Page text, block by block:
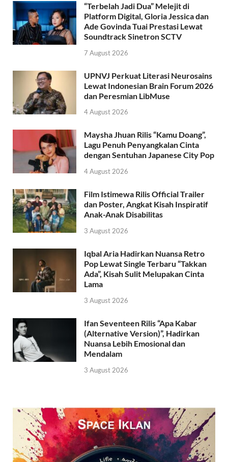
“Terbelah Jadi Dua” Melejit di
Platform Digital, Gloria Jessica dan
Ade Govinda Tuai Prestasi Lewat
Soundtrack Sinetron SCTV
7 August 2026
UPNVJ Perkuat Literasi Neurosains
Lewat Indonesian Brain Forum 2026
dan Peresmian LibMuse
4 August 2026
Maysha Jhuan Rilis “Kamu Doang”,
Lagu Penuh Penyangkalan Cinta
dengan Sentuhan Japanese City Pop
4 August 2026
Film Istimewa Rilis Official Trailer
dan Poster, Angkat Kisah Inspiratif
Anak-Anak Disabilitas
3 August 2026
Iqbal Aria Hadirkan Nuansa Retro
Pop Lewat Single Terbaru “Takkan
Ada”, Kisah Sulit Melupakan Cinta
Lama
3 August 2026
Ifan Seventeen Rilis “Apa Kabar
(Alternative Version)”, Hadirkan
Nuansa Lebih Emosional dan
Mendalam
3 August 2026